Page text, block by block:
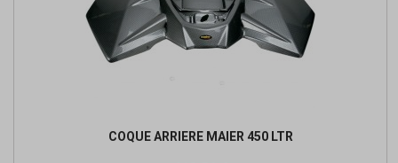
COQUE ARRIERE MAIER 450 LTR